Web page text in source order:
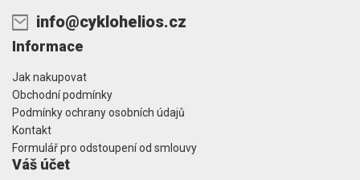
info@cyklohelios.cz
Informace
Jak nakupovat
Obchodní podmínky
Podmínky ochrany osobních údajů
Kontakt
Formulář pro odstoupení od smlouvy
Váš účet